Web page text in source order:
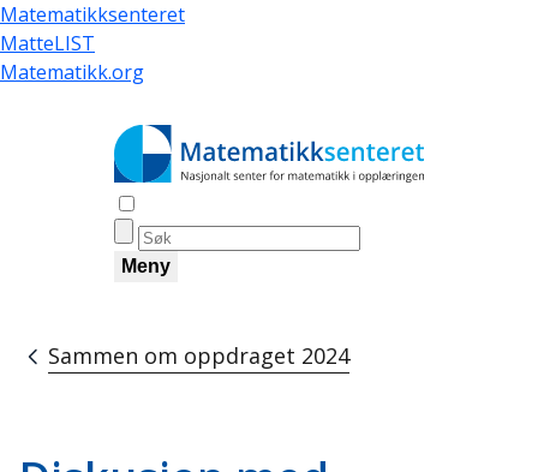
Skip
to
main
Matematikksenteret
MatteLIST
Matematikk.org
Meny
Breadcrumb
Sammen om oppdraget 2024